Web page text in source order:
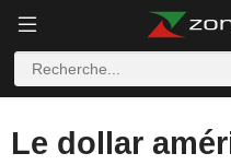
Le dollar